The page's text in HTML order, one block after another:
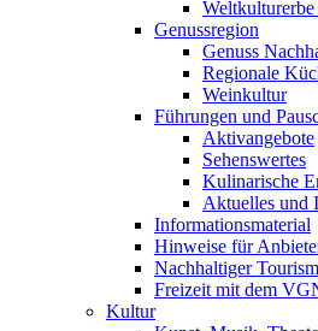
Genussregion
Genuss
Regionale
Weinkultur
Führungen und
Aktivangebote
Sehenswertes
Kulinarische
Aktuelles und
Informationsmaterial
Hinweise für
Nachhaltiger
Freizeit mit dem
Kultur